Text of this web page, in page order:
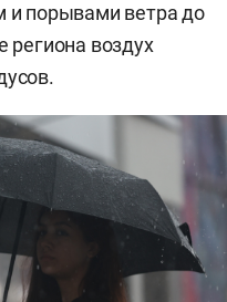
и порывами ветра до
региона воздух